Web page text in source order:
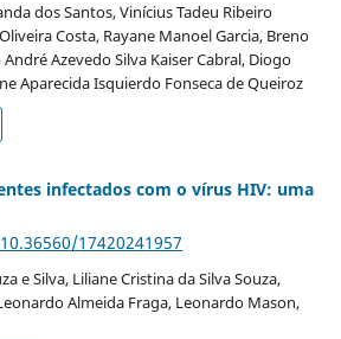
dos Santos, Vinícius Tadeu Ribeiro
Costa, Rayane Manoel Garcia, Breno
Azevedo Silva Kaiser Cabral, Diogo
Aparecida Isquierdo Fonseca de Queiroz
infectados com o vírus HIV: uma
17420241957
e Silva, Liliane Cristina da Silva Souza,
Almeida Fraga, Leonardo Mason,